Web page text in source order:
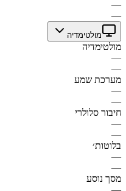
—
—
מולטימדיה
מולטימדיה
—
—
מערכת שמע
—
—
חיבור סלולרי
—
—
בלוטות׳
—
—
מסך נוסע